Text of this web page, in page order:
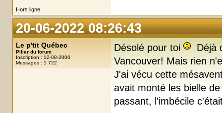
Hors ligne
20-06-2022 08:26:43
Le p'tit Québec
Pilier du forum
Inscription : 12-08-2006
Messages : 1 722
Désolé pour toi
Déjà
Vancouver! Mais rien
J'ai vécu cette
avait monté les bielle
passant, l'imbécile